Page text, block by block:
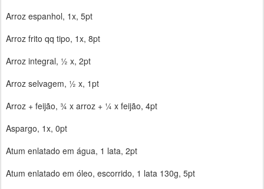
Arroz espanhol, 1x, 5pt
Arroz frito qq tipo, 1x, 8pt
Arroz integral, ½ x, 2pt
Arroz selvagem, ½ x, 1pt
Arroz + feijão, ¾ x arroz + ¼ x feijão, 4pt
Aspargo, 1x, 0pt
Atum enlatado em água, 1 lata, 2pt
Atum enlatado em óleo, escorrido, 1 lata 130g, 5pt